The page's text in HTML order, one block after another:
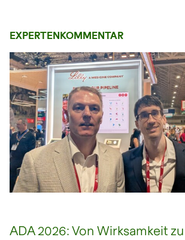
EXPERTENKOMMENTAR
open glightbox
ADA 2026: Von Wirksamkeit zu